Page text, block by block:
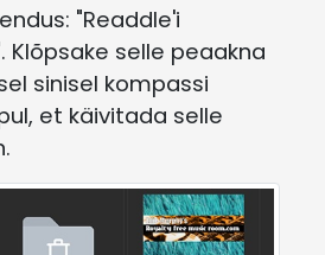
"Readdle'i
Klõpsake selle peaakna
sinisel kompassi
et käivitada selle